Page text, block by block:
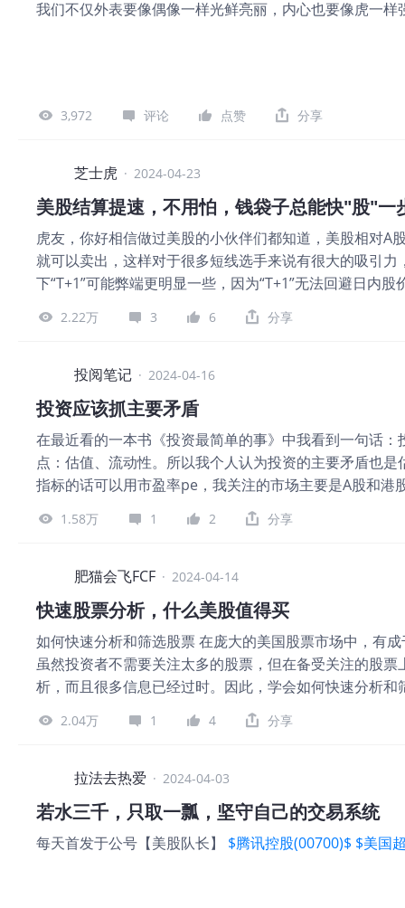
我们不仅外表要像偶像一样光鲜亮丽，内心也要像虎一
3,972 评论 点赞 分享
芝士虎 · 2024-04-23
美股结算提速，不用怕，钱袋子总能快"股"一
虎友，你好相信做过美股的小伙伴们都知道，美股相对
就可以卖出，这样对于很多短线选手来说有很大的吸引
下“T+1”可能弊端更明显一些，因为“T+1”无法回避日内
却无法止损卖出。但是美股其实还有一个优点大家不太
美股的结算机制是慢于A股的，那为什么更慢反而成了
然结算是两天后，但并不影响投资者买入之后的盈亏计
子，Jack当天想买入英伟达，当时Jack的账户里面并没
入高于现金买入一倍以上的股票数额的，但此时也需要
直接使用tiger vault作为购买力来购买股票，这种方式
资金还没到账，收取的利息也会远远低于融资买入的利
息都是在第3天开始计算，变相的给了投资者2天的“免息
毛必须要薅！如何薅呢，相对于融资买入的高利率，用
在tiger vault里面赚取利息，然后在遇到好的美股投
2.22万 3 6 分享
投阅笔记 · 2024-04-16
投资应该抓主要矛盾
在最近看的一本书《投资最简单的事》中我看到一句话
点：估值、流动性。所以我个人认为投资的主要矛盾也
指标的话可以用市盈率pe，我关注的市场主要是A股和
（1）沪深300 如上图所示，截止2024年4月15日沪深
11.8年可以回本。 接下来看下历史数据，沪深300现在
连跌，时间段为：2021.1.04-2023.12.29，期间跌幅为
盈率是8.59，这个意思说的是以现在的价格买入恒生指
位点高于近十年9.96%的时间，属于底部区域。如下图
百分位为0.49。 恒生指数和沪深300的最近十年pe最低
图所示，年线四连跌，时间段为：2020.1.02-
2、流动性 如上图所示，2024年4月15日十年国债到期
率，同时也是借贷市场的参考基准，说明了现阶段资金
1.58万 1 2 分享
肥猫会飞FCF · 2024-04-14
快速股票分析，什么美股值得买
如何快速分析和筛选股票 在庞大的美国股票市场中，有
虽然投资者不需要关注太多的股票，但在备受关注的股
析，而且很多信息已经过时。因此，学会如何快速分析
性。 快速分析和筛选股票的方法很简单，主要从三个方
买下一家生意一样。评估生意表现需要查看利润率，财
者，只有优秀的生意模式才能确保稳定的收益。例如，
个公司的净利率低于10%，说明它面临激烈的竞争，不
更为脆弱，表现在股价上波动更为剧烈，难以稳定投资
商刻意维持低价作为竞争优势，比如$好市多(COST)$其
2.04万 1 4 分享
拉法去热爱 · 2024-04-03
若水三千，只取一瓢，坚守自己的交易系统
每天首发于公号【美股队长】 $腾讯控股(00700)$ $美国